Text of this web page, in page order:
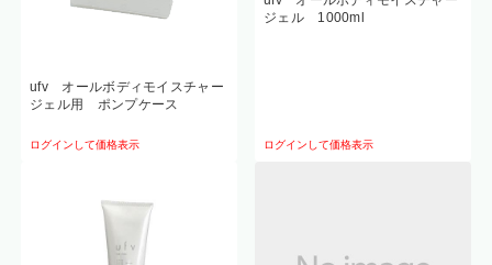
ufv オールボディモイスチャー
ジェル用 ポンプケース
ログインして価格表示
ジェル 1000ml
ログインして価格表示